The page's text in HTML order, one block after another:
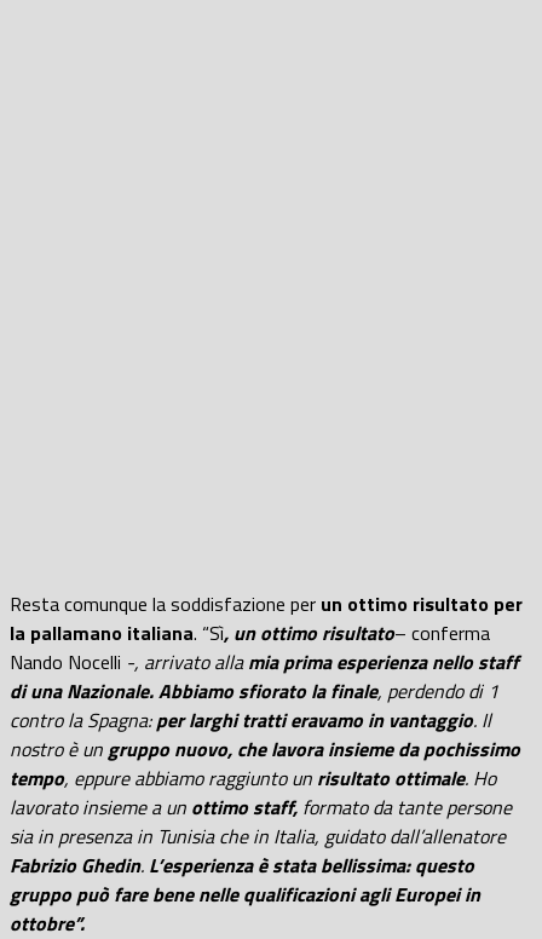
Resta comunque la soddisfazione per un ottimo risultato per
la pallamano italiana. “Sì, un ottimo risultato– conferma
Nando Nocelli -, arrivato allamia prima esperienza nello staff
di una Nazionale. Abbiamo sfiorato la finale, perdendo di 1
contro la Spagna:per larghi tratti eravamo in vantaggio. Il
nostro è un gruppo nuovo, che lavora insieme da pochissimo
tempo, eppure abbiamo raggiunto un risultato ottimale. Ho
lavorato insieme a un ottimo staff, formato da tante persone
sia in presenza in Tunisia che in Italia, guidato dall’allenatore
Fabrizio Ghedin. L’esperienza è stata bellissima: questo
gruppo può fare bene nelle qualificazioni agli Europei in
ottobre”.